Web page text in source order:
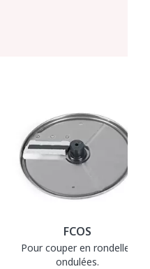
FCOS
Pour couper en rondelles
ondulées.